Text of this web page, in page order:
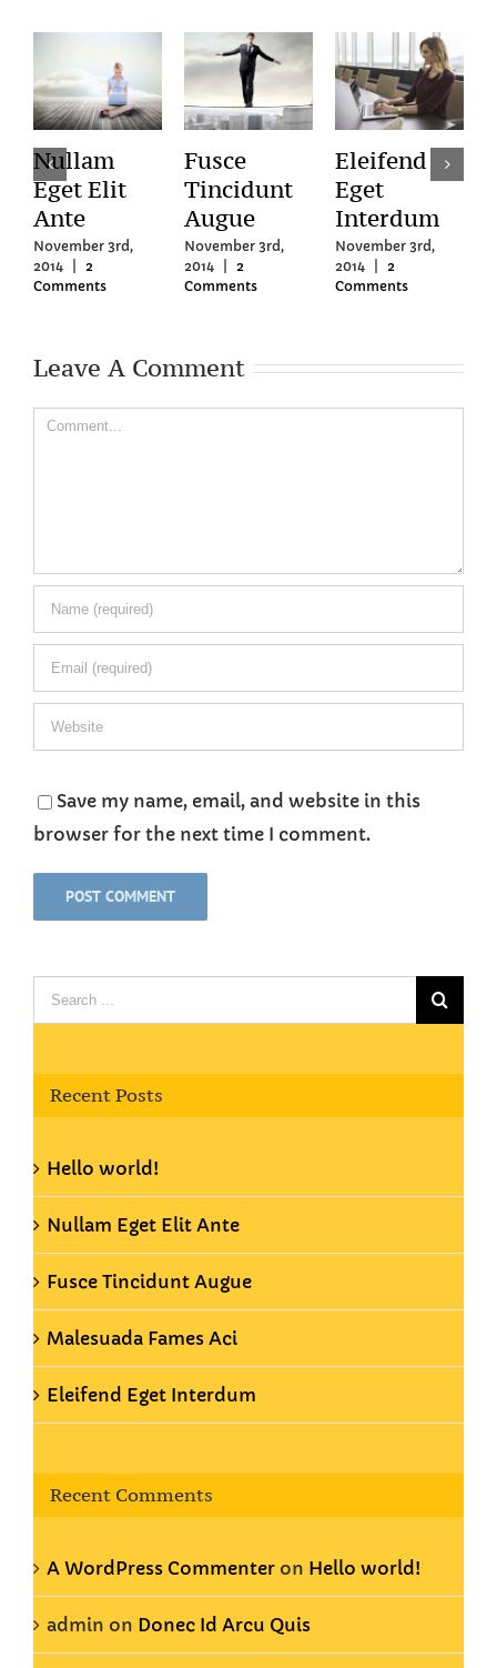
Nullam
Eget Elit
Ante
November 3rd,
2014
2
Comments
Fusce
Tincidunt
Augue
November 3rd,
2014
2
Comments
Eleifend
Eget
Interdum
November 3rd,
2014
2
Comments
Leave A Comment
Comment
Save my name, email, and website in this
browser for the next time I comment.
Search
for:
Recent Posts
Hello world!
Nullam Eget Elit Ante
Fusce Tincidunt Augue
Malesuada Fames Aci
Eleifend Eget Interdum
Recent Comments
A WordPress Commenter on Hello world!
admin on Donec Id Arcu Quis